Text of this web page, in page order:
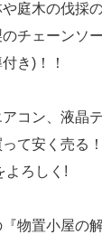
庭木の伐採
チェーンソ
き)！！
コン、液晶
て安く売る
よろしく!
物置小屋の